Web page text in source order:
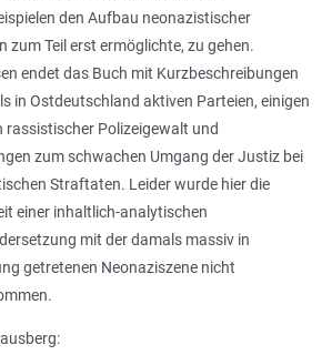
den Aufbau neonazistischer
zum Teil erst ermöglichte, zu gehen.
endet das Buch mit Kurzbeschreibungen
in Ostdeutschland aktiven Parteien, einigen
rassistischer Polizeigewalt und
zum schwachen Umgang der Justiz bei
Straftaten. Leider wurde hier die
einer inhaltlich-analytischen
mit der damals massiv in
getretenen Neonaziszene nicht